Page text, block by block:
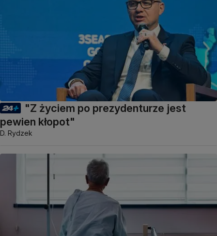
"Z życiem po prezydenturze jest
pewien kłopot"
D. Rydzek